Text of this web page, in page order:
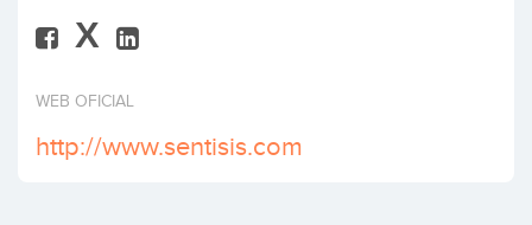
X
WEB OFICIAL
http://www.sentisis.com